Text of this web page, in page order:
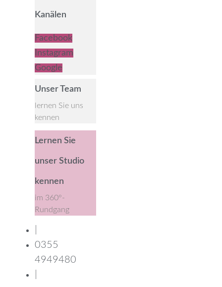
Kanälen
Facebook
Instagram
Google
Unser Team
lernen Sie uns
kennen
Lernen Sie
unser Studio
kennen
im 360°-
Rundgang
0355
4949480